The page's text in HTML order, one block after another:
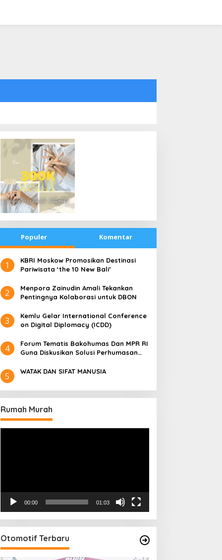
Populer Komentar
1
​KBRI Moskow Promosikan Destinasi
Pariwisata ‘the 10 New Bali’
2
​Menpora Zainudin Amali Tekankan
Pentingnya Kolaborasi untuk DBON
3
​Kemlu Gelar International Conference
on Digital Diplomacy (ICDD)
4
Forum Tematis Bakohumas Dan MPR RI
Guna Diskusikan Solusi Perhumasan
Masing
5 WATAK DAN SIFAT MANUSIA
Rumah Murah
00:00 01:03
Otomotif Terbaru